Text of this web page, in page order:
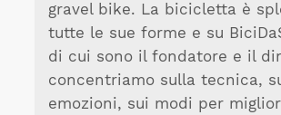
gravel bike. La bicicletta è
tutte le sue forme e su
di cui sono il fondatore e il
concentriamo sulla tecnica,
emozioni, sui modi per